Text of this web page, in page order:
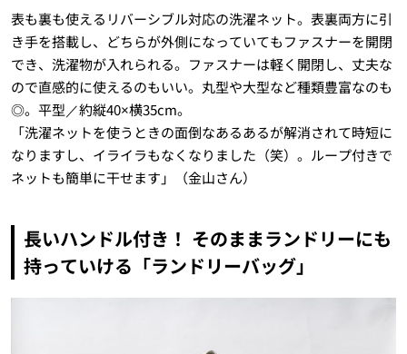
表も裏も使えるリバーシブル対応の洗濯ネット。表裏両方に引
き手を搭載し、どちらが外側になっていてもファスナーを開閉
でき、洗濯物が入れられる。ファスナーは軽く開閉し、丈夫な
ので直感的に使えるのもいい。丸型や大型など種類豊富なのも
◎。平型／約縦40×横35cm。
「洗濯ネットを使うときの面倒なあるあるが解消されて時短に
なりますし、イライラもなくなりました（笑）。ループ付きで
ネットも簡単に干せます」（金山さん）
長いハンドル付き！ そのままランドリーにも
持っていける「ランドリーバッグ」